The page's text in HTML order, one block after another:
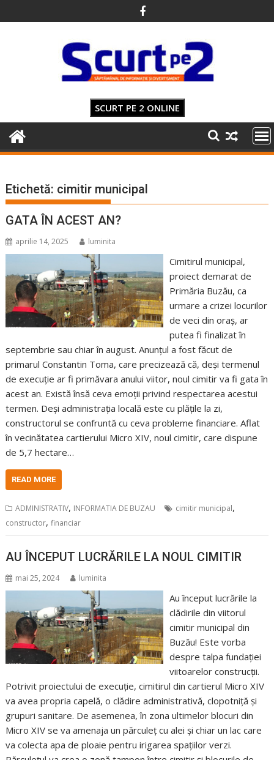
to
SCURT PE 2 ONLINE
Etichetă: cimitir municipal
GATA ÎN ACEST AN?
aprilie 14, 2025 luminita
Cimitirul municipal,
proiect demarat de
Primăria Buzău, ca
urmare a crizei locurilor
de veci din oraș, ar
putea fi finalizat în
septembrie sau chiar în august. Anunțul a fost făcut de
primarul Constantin Toma, care precizează că, deși termenul
de execuție ar fi primăvara anului viitor, noul cimitir va fi gata în
acest an. Există însă ceva emoții privind respectarea acestui
termen. Deși administrația locală este cu plățile la zi,
constructorul se confruntă cu ceva probleme financiare. Aflat
în vecinătatea cartierului Micro XIV, noul cimitir, care dispune
de 5,7 hectare…
READ MORE
ADMINISTRATIV, INFORMATIA DE BUZAU cimitir municipal,
constructor,financiar
AU ÎNCEPUT LUCRĂRILE LA NOUL CIMITIR
mai 25, 2024 luminita
Au început lucrările la
clădirile din viitorul
cimitir municipal din
Buzău! Este vorba
despre talpa fundației
viitoarelor construcții.
Potrivit proiectului de execuție, cimitirul din cartierul Micro XIV
va avea propria capelă, o clădire administrativă, clopotniță și
grupuri sanitare. De asemenea, în zona ultimelor blocuri din
Micro XIV se va amenaja un părculeț cu alei și chiar un lac care
va colecta apa de ploaie pentru irigarea spațiilor verzi.